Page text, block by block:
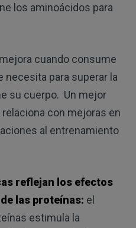
los aminoácidos para
cuando consume
necesita para superar la
su cuerpo. Un mejor
con mejoras en
al entrenamiento
reflejan los efectos
las proteínas: el
estimula la